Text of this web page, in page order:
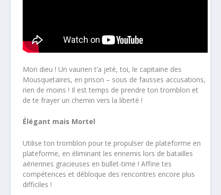
Mon dieu ! Un vaurien t’a jeté, toi, le capitaine des
Mousquetaires, en prison – sous de fausses accusations,
rien de moins ! Il est temps de prendre ton tromblon et
de te frayer un chemin vers la liberté !
Élégant mais Mortel
Utilise ton tromblon pour te propulser de plateforme en
plateforme, en éliminant les ennemis lors de batailles
aériennes gracieuses en bullet-time ! Affine tes
compétences et débloque des rencontres encore plus
difficiles !